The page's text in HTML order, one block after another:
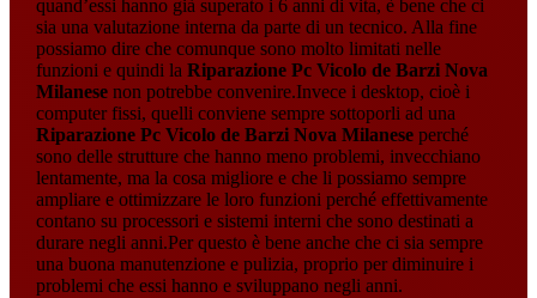
quand’essi hanno già superato i 6 anni di vita, è bene che ci
sia una valutazione interna da parte di un tecnico. Alla fine
possiamo dire che comunque sono molto limitati nelle
funzioni e quindi la Riparazione Pc Vicolo de Barzi Nova
Milanesenon potrebbe convenire.Invece i desktop, cioè i
computer fissi, quelli conviene sempre sottoporli ad una
Riparazione Pc Vicolo de Barzi Nova Milaneseperché
sono delle strutture che hanno meno problemi, invecchiano
lentamente, ma la cosa migliore e che li possiamo sempre
ampliare e ottimizzare le loro funzioni perché effettivamente
contano su processori e sistemi interni che sono destinati a
durare negli anni.Per questo è bene anche che ci sia sempre
una buona manutenzione e pulizia, proprio per diminuire i
problemi che essi hanno e sviluppano negli anni.